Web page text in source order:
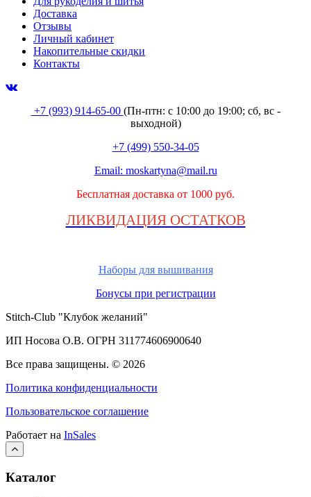
Доставка
Отзывы
Личный кабинет
Накопительные скидки
Контакты
+7 (993) 914-65-00 (Пн-птн: с10:00 до 19:00; сб, вс -
выходной)
+7 (499) 550-34-05
Email: moskartyna@mail.ru
Бесплатная доставка от 1000 руб.
ЛИКВИДАЦИЯ ОСТАТКОВ
Наборы для вышивания
Бонусы при регистрации
Stitch-Club "Клубок желаний"
ИП Носова О.В. ОГРН 311774606900640
Все права защищены. © 2026
Политика конфиденциальности
Пользовательское соглашение
Работает на InSales
Каталог